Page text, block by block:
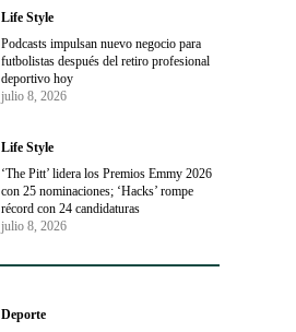
Life Style
Podcasts impulsan nuevo negocio para
futbolistas después del retiro profesional
deportivo hoy
julio 8, 2026
Life Style
‘The Pitt’ lidera los Premios Emmy 2026
con 25 nominaciones; ‘Hacks’ rompe
récord con 24 candidaturas
julio 8, 2026
Deporte